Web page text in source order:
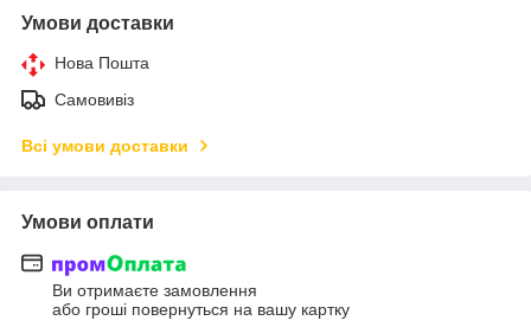
Умови доставки
Нова Пошта
Самовивіз
Всі умови доставки
Умови оплати
Ви отримаєте замовлення
або гроші повернуться на вашу картку